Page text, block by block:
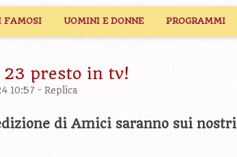
FAMOSI UOMINI E DONNE PROGRAMMI
presto in tv!
10:57 - Replica
di Amici saranno sui nostri